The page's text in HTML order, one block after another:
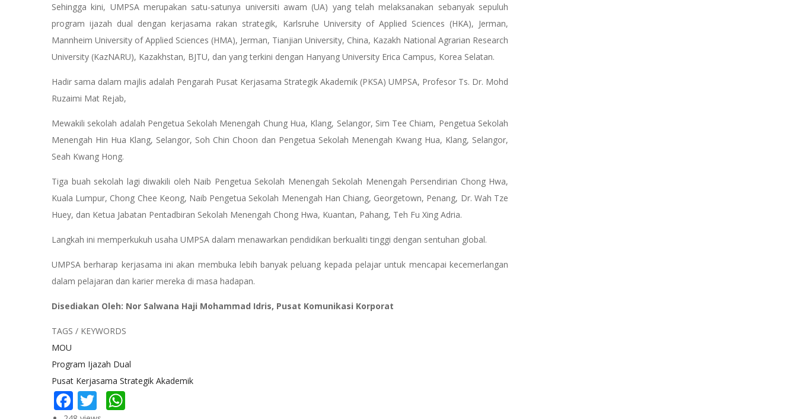
Sehingga kini, UMPSA merupakan satu-satunya universiti awam (UA) yang telah melaksanakan sebanyak sepuluh
program ijazah dual dengan kerjasama rakan strategik, Karlsruhe University of Applied Sciences (HKA), Jerman,
Mannheim University of Applied Sciences (HMA), Jerman, Tianjian University, China, Kazakh National Agrarian Research
University (KazNARU), Kazakhstan, BJTU, dan yang terkini dengan Hanyang University Erica Campus, Korea Selatan.
Hadir sama dalam majlis adalah Pengarah Pusat Kerjasama Strategik Akademik (PKSA) UMPSA, Profesor Ts. Dr. Mohd
Ruzaimi Mat Rejab,
Mewakili sekolah adalah Pengetua Sekolah Menengah Chung Hua, Klang, Selangor, Sim Tee Chiam, Pengetua Sekolah
Menengah Hin Hua Klang, Selangor, Soh Chin Choon dan Pengetua Sekolah Menengah Kwang Hua, Klang, Selangor,
Seah Kwang Hong.
Tiga buah sekolah lagi diwakili oleh Naib Pengetua Sekolah Menengah Sekolah Menengah Persendirian Chong Hwa,
Kuala Lumpur, Chong Chee Keong, Naib Pengetua Sekolah Menengah Han Chiang, Georgetown, Penang, Dr. Wah Tze
Huey, dan Ketua Jabatan Pentadbiran Sekolah Menengah Chong Hwa, Kuantan, Pahang, Teh Fu Xing Adria.
Langkah ini memperkukuh usaha UMPSA dalam menawarkan pendidikan berkualiti tinggi dengan sentuhan global.
UMPSA berharap kerjasama ini akan membuka lebih banyak peluang kepada pelajar untuk mencapai kecemerlangan
dalam pelajaran dan karier mereka di masa hadapan.
Disediakan Oleh: Nor Salwana Haji Mohammad Idris, Pusat Komunikasi Korporat
TAGS / KEYWORDS
MOU
Program Ijazah Dual
Pusat Kerjasama Strategik Akademik
Facebook
Twitter